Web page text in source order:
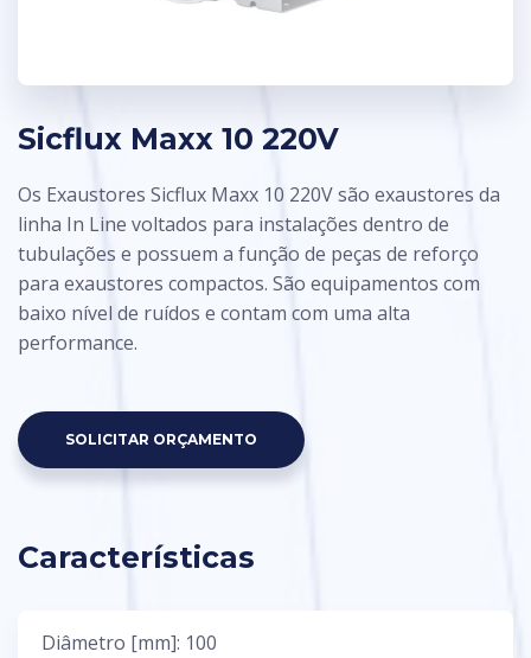
Sicflux Maxx 10 220V
Os Exaustores Sicflux Maxx 10 220Vsão exaustores da
linha In Line voltados para instalações dentro de
tubulações e possuem a função de peças de reforço
para exaustores compactos. São equipamentos com
baixo nível de ruídos e contam com uma alta
performance.
SOLICITAR ORÇAMENTO
Características
Diâmetro [mm]: 100